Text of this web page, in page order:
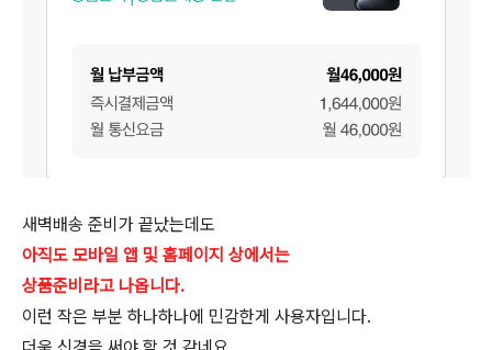
새벽배송 준비가 끝났는데도
아직도 모바일 앱 및 홈페이지 상에서는
상품준비라고 나옵니다.
이런 작은 부분 하나하나에 민감한게 사용자입니다.